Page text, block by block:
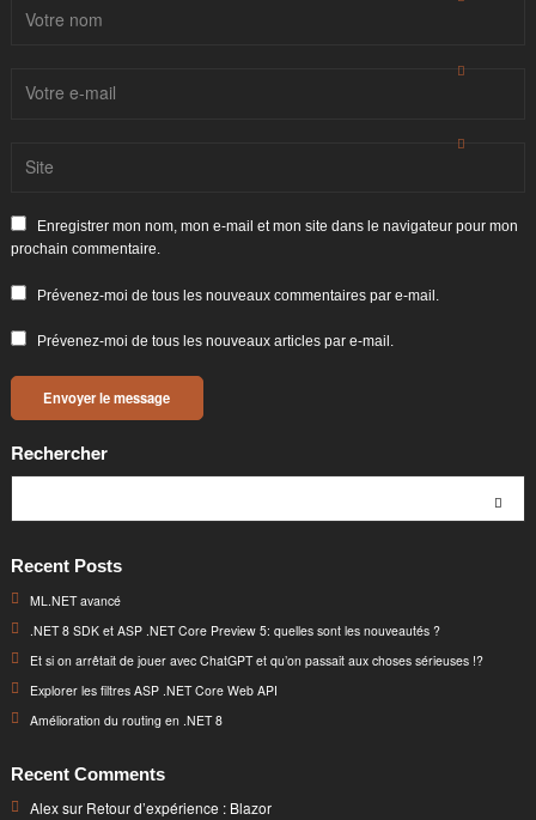
Enregistrer mon nom, mon e-mail et mon site dans le navigateur pour mon
prochain commentaire.
Prévenez-moi de tous les nouveaux commentaires par e-mail.
Prévenez-moi de tous les nouveaux articles par e-mail.
Rechercher
Recent Posts
ML.NET avancé
.NET 8 SDK et ASP .NET Core Preview 5: quelles sont les nouveautés ?
Et si on arrêtait de jouer avec ChatGPT et qu’on passait aux choses sérieuses !?
Explorer les filtres ASP .NET Core Web API
Amélioration du routing en .NET 8
Recent Comments
Alexsur Retour d’expérience : Blazor